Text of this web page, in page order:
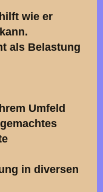
wie er
als Belastung
Umfeld
in diversen